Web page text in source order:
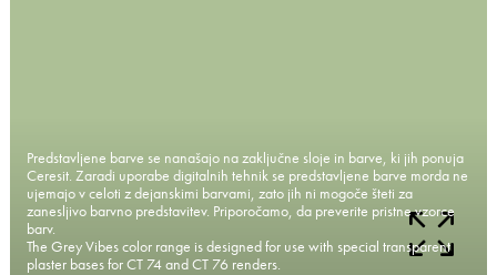
Predstavljene barve se nanašajo na zaključne sloje in barve, ki jih ponuja
Ceresit. Zaradi uporabe digitalnih tehnik se predstavljene barve morda ne
ujemajo v celoti z dejanskimi barvami, zato jih ni mogoče šteti za
zanesljivo barvno predstavitev. Priporočamo, da preverite pristne vzorce
barv.
The Grey Vibes color range is designed for use with special transparent
plaster bases for CT 74 and CT 76 renders.